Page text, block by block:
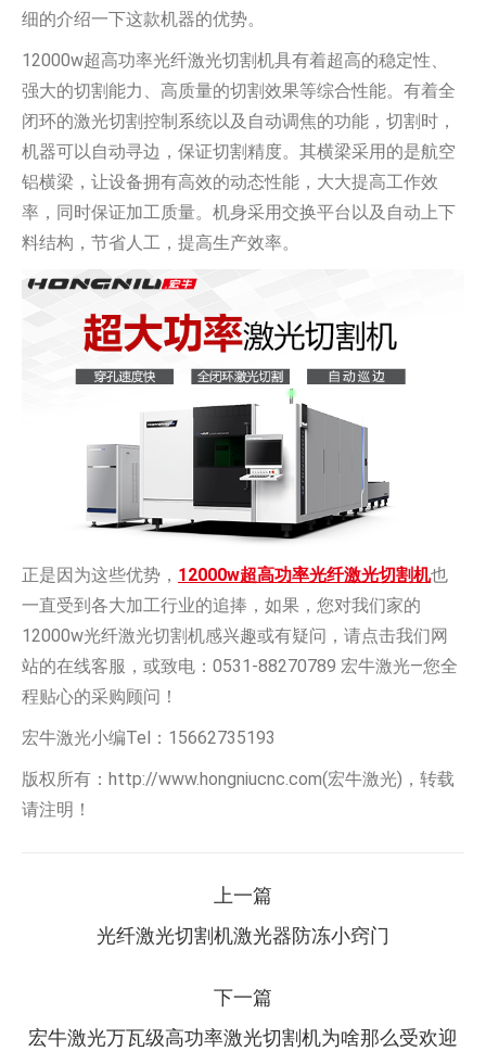
细的介绍一下这款机器的优势。
12000w超高功率光纤激光切割机具有着超高的稳定性、
强大的切割能力、高质量的切割效果等综合性能。有着全
闭环的激光切割控制系统以及自动调焦的功能，切割时，
机器可以自动寻边，保证切割精度。其横梁采用的是航空
铝横梁，让设备拥有高效的动态性能，大大提高工作效
率，同时保证加工质量。机身采用交换平台以及自动上下
料结构，节省人工，提高生产效率。
正是因为这些优势， 12000w超高功率光纤激光切割机也
一直受到各大加工行业的追捧，如果，您对我们家的
12000w光纤激光切割机感兴趣或有疑问，请点击我们网
站的在线客服，或致电：0531-88270789 宏牛激光—您全
程贴心的采购顾问！
宏牛激光小编Tel：15662735193
版权所有：http://www.hongniucnc.com(宏牛激光)，转载
请注明！
航
上一篇
上
篇：
光纤激光切割机激光器防冻小窍门
下一篇
下
宏牛激光万瓦级高功率激光切割机为啥那么受欢迎